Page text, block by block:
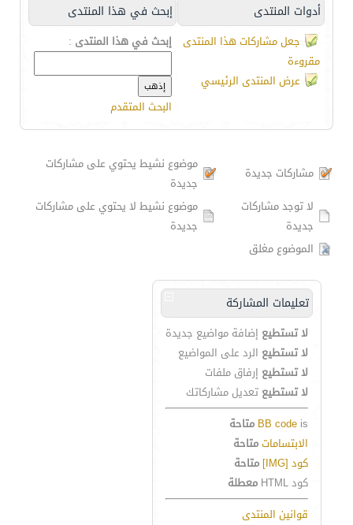
أدوات المنتدى إبحث في هذا المنتدى
جعل مشاركات هذا المنتدى
مقروءة
عرض المنتدى الرئيسي
إبحث في هذا المنتدى :
البحث المتقدم
مشاركات جديدة
موضوع نشيط يحتوي على مشاركات
جديدة
لا توجد مشاركات
جديدة
موضوع نشيط لا يحتوي على مشاركات
جديدة
الموضوع مغلق
تعليمات المشاركة
لا تستطيع إضافة مواضيع جديدة
لا تستطيع الرد على المواضيع
لا تستطيع إرفاق ملفات
لا تستطيع تعديل مشاركاتك
BB code is
متاحة
الابتساماتمتاحة
كود [IMG]
متاحة
كود HTML
معطلة
قوانين المنتدى